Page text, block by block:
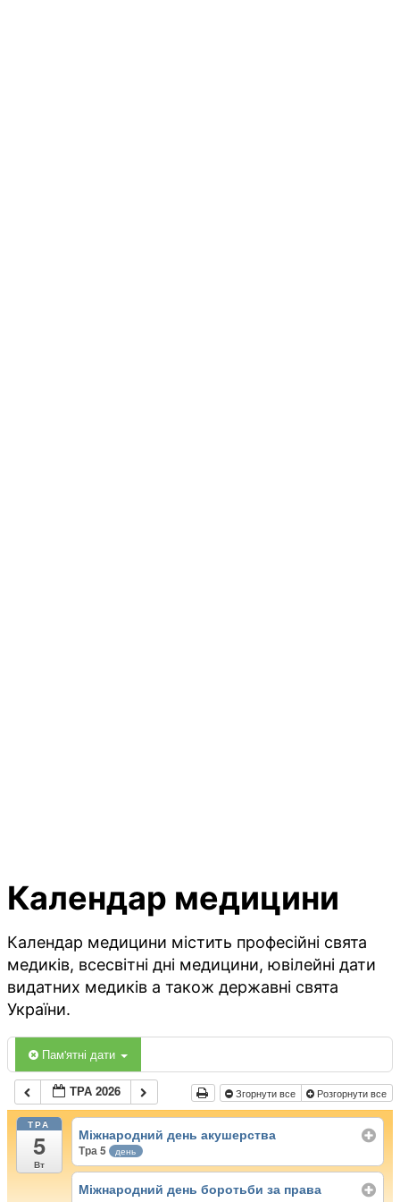
Календар медицини
Календар медицини містить професійні свята
медиків, всесвітні дні медицини, ювілейні дати
видатних медиків а також державні свята
України.
Пам'ятні дати
ТРА 2026 Згорнути все Розгорнути все
ТРА
5
Вт
Міжнародний день акушерства
Тра 5 день
Міжнародний день боротьби за права